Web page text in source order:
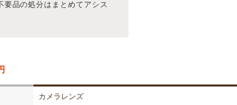
要品の処分はまとめてアシス
カメラレンズ